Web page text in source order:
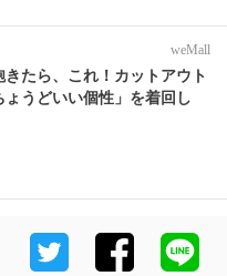
weMall
きたら、これ！カットアウト
ょうどいい個性」を着回し